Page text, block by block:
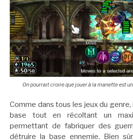
On pourrait croire que jouer à la manette est
Comme dans tous les jeux du
base tout en récoltant un
permettant de fabriquer des
détruire la base ennemie. Bien